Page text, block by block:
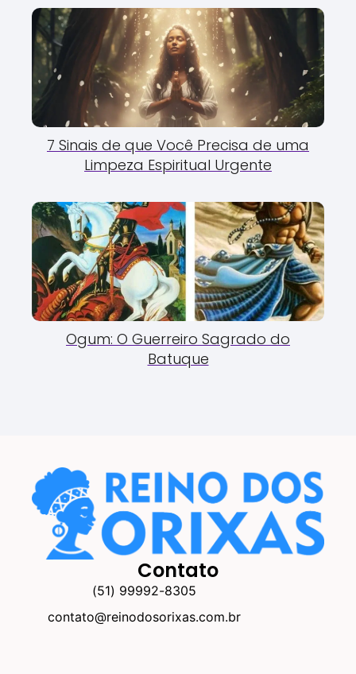
7 Sinais de que Você Precisa de uma
Limpeza Espiritual Urgente
Ogum: O Guerreiro Sagrado do
Batuque
Contato
(51) 99992-8305
contato@reinodosorixas.com.br